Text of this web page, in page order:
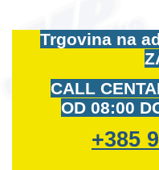
Trgovina na
CALL
OD 08:00
+385